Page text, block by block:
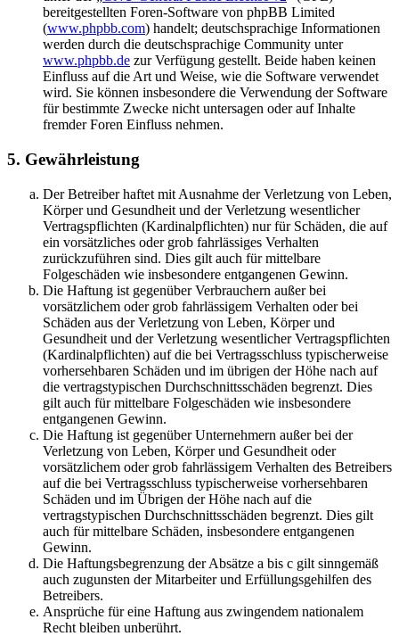
bereitgestellten Foren-Software von phpBB Limited
(www.phpbb.com) handelt; deutschsprachige Informationen
werden durch die deutschsprachige Community unter
www.phpbb.de zur Verfügung gestellt. Beide haben keinen
Einfluss auf die Art und Weise, wie die Software verwendet
wird. Sie können insbesondere die Verwendung der Software
für bestimmte Zwecke nicht untersagen oder auf Inhalte
fremder Foren Einfluss nehmen.
5. Gewährleistung
Der Betreiber haftet mit Ausnahme der Verletzung von Leben,
Körper und Gesundheit und der Verletzung wesentlicher
Vertragspflichten (Kardinalpflichten) nur für Schäden, die auf
ein vorsätzliches oder grob fahrlässiges Verhalten
zurückzuführen sind. Dies gilt auch für mittelbare
Folgeschäden wie insbesondere entgangenen Gewinn.
Die Haftung ist gegenüber Verbrauchern außer bei
vorsätzlichem oder grob fahrlässigem Verhalten oder bei
Schäden aus der Verletzung von Leben, Körper und
Gesundheit und der Verletzung wesentlicher Vertragspflichten
(Kardinalpflichten) auf die bei Vertragsschluss typischerweise
vorhersehbaren Schäden und im übrigen der Höhe nach auf
die vertragstypischen Durchschnittsschäden begrenzt. Dies
gilt auch für mittelbare Folgeschäden wie insbesondere
entgangenen Gewinn.
Die Haftung ist gegenüber Unternehmern außer bei der
Verletzung von Leben, Körper und Gesundheit oder
vorsätzlichem oder grob fahrlässigem Verhalten des Betreibers
auf die bei Vertragsschluss typischerweise vorhersehbaren
Schäden und im Übrigen der Höhe nach auf die
vertragstypischen Durchschnittsschäden begrenzt. Dies gilt
auch für mittelbare Schäden, insbesondere entgangenen
Gewinn.
Die Haftungsbegrenzung der Absätze a bis c gilt sinngemäß
auch zugunsten der Mitarbeiter und Erfüllungsgehilfen des
Betreibers.
Ansprüche für eine Haftung aus zwingendem nationalem
Recht bleiben unberührt.